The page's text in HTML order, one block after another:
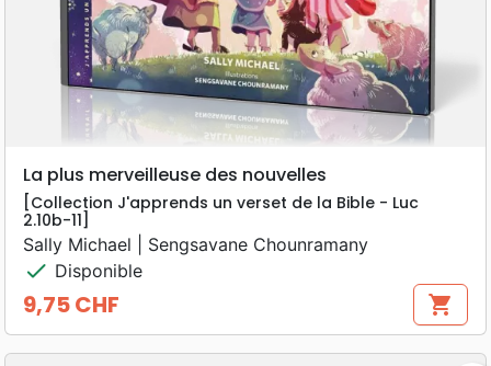
La plus merveilleuse des nouvelles
[Collection J'apprends un verset de la Bible - Luc
2.10b-11]
Sally Michael | Sengsavane Chounramany
check Disponible
Prix
9,75 CHF shopping_cart